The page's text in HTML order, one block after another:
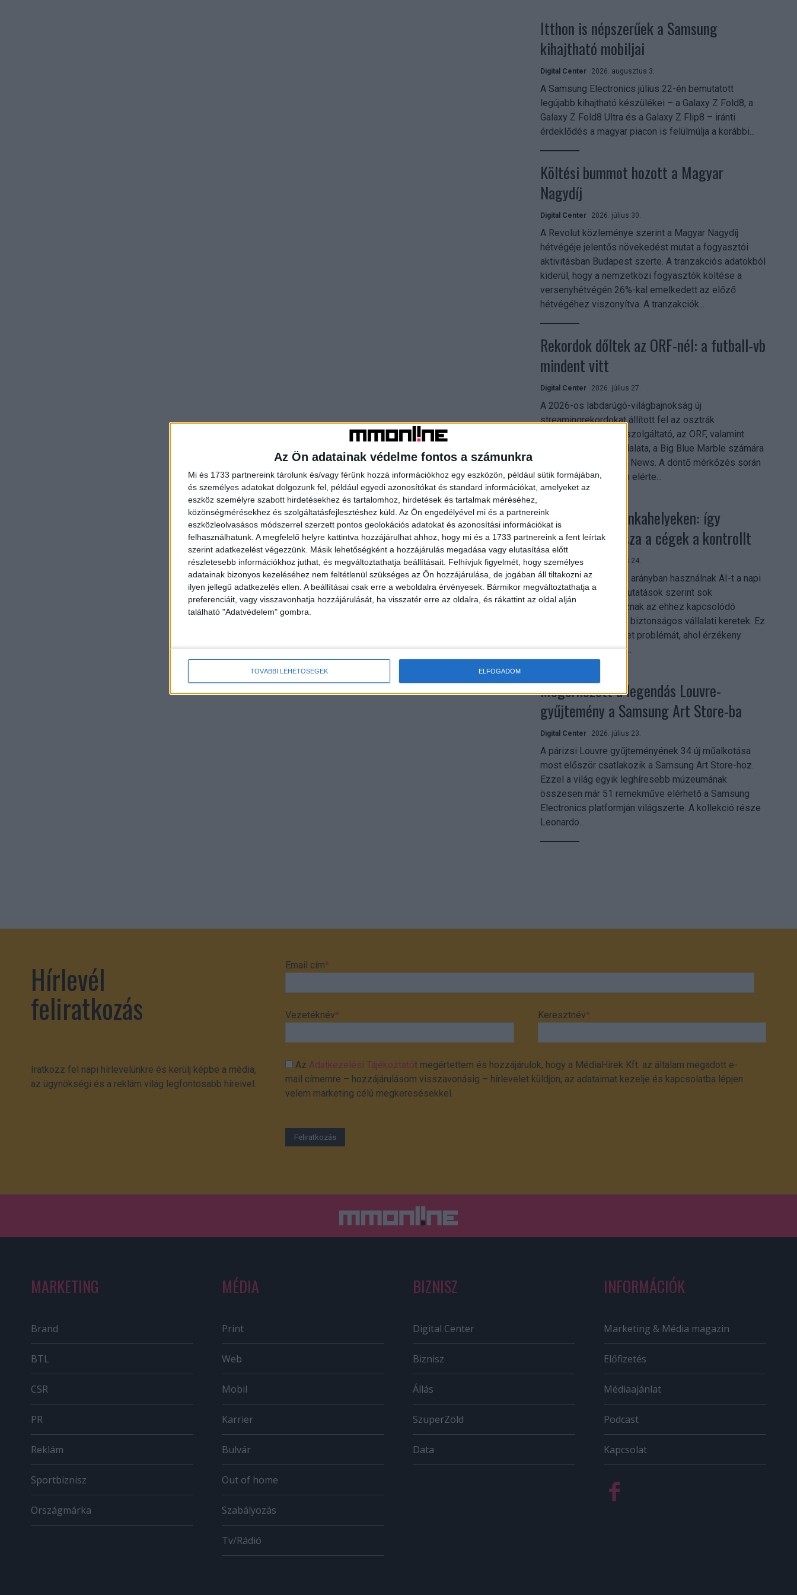
Az Ön adatainak védelme fontos a számunkra
Mi és 1733 partnereink tárolunk és/vagy férünk hozzá információkhoz egy eszközön, például sütik formájában,
és személyes adatokat dolgozunk fel, például egyedi azonosítókat és standard információkat, amelyeket az
eszköz személyre szabott hirdetésekhez és tartalomhoz, hirdetések és tartalmak méréséhez,
közönségmérésekhez és szolgáltatásfejlesztéshez küld. Az Ön engedélyével mi és a partnereink
eszközleolvasásos módszerrel szerzett pontos geolokációs adatokat és azonosítási információkat is
felhasználhatunk. A megfelelő helyre kattintva hozzájárulhat ahhoz, hogy mi és a 1733 partnereink a fent leírtak
szerint adatkezelést végezzünk. Másik lehetőségként a hozzájárulás megadása vagy elutasítása előtt
részletesebb információkhoz juthat, és megváltoztathatja beállításait. Felhívjuk figyelmét, hogy személyes
adatainak bizonyos kezeléséhez nem feltétlenül szükséges az Ön hozzájárulása, de jogában áll tiltakozni az
ilyen jellegű adatkezelés ellen. A beállításai csak erre a weboldalra érvényesek. Bármikor megváltoztathatja a
preferenciáit, vagy visszavonhatja hozzájárulását, ha visszatér erre az oldalra, és rákattint az oldal alján
található "Adatvédelem" gombra.
TOVÁBBI LEHETŐSÉGEK ELFOGADOM
Itthon is népszerűek a Samsung
kihajtható mobiljai
Digital Center 2026. augusztus 3.
A Samsung Electronics július 22-én bemutatott
legújabb kihajtható készülékei – a Galaxy Z Fold8, a
Galaxy Z Fold8 Ultra és a Galaxy Z Flip8 – iránti
érdeklődés a magyar piacon is felülmúlja a korábbi...
Költési bummot hozott a Magyar
Nagydíj
Digital Center 2026. július 30.
A Revolut közleménye szerint a Magyar Nagydíj
hétvégéje jelentős növekedést mutat a fogyasztói
aktivitásban Budapest szerte. A tranzakciós adatokból
kiderül, hogy a nemzetközi fogyasztók költése a
versenyhétvégén 26%-kal emelkedett az előző
hétvégéhez viszonyítva. A tranzakciók...
Rekordok dőltek az ORF-nél: a futball-vb
mindent vitt
Digital Center 2026. július 27.
A 2026-os labdarúgó-világbajnokság új
streamingrekordokat állított fel az osztrák
közszolgálati műsorszolgáltató, az ORF, valamint
technológiai leányvállalata, a Big Blue Marble számára
– írja a Broadband TV News. A döntő mérkőzés során
az átlagos nézőszám elérte...
Shadow AI a munkahelyeken: így
szerezhetik vissza a cégek a kontrollt
Digital Center 2026. július 24.
A munkavállalók nagy arányban használnak AI-t a napi
munkában, ám friss kutatások szerint sok
szervezetnél hiányoznak az ehhez kapcsolódó
világos irányelvek és biztonságos vállalati keretek. Ez
különösen ott jelenthet problémát, ahol érzékeny
üzleti információkkal...
Megérkezett a legendás Louvre-
gyűjtemény a Samsung Art Store-ba
Digital Center 2026. július 23.
A párizsi Louvre gyűjteményének 34 új műalkotása
most először csatlakozik a Samsung Art Store-hoz.
Ezzel a világ egyik leghíresebb múzeumának
összesen már 51 remekműve elérhető a Samsung
Electronics platformján világszerte. A kollekció része
Leonardo...
Hírlevél
feliratkozás
Iratkozz fel napi hírlevelünkre és kerülj képbe a média,
az ügynökségi és a reklám világ legfontosabb híreivel.
Email cím*
Vezetéknév* Keresztnév*
AzAdatkezelési Tájékoztatót megértettem és hozzájárulok, hogy a MédiaHírek Kft. az általam megadott e-
mail címemre – hozzájárulásom visszavonásig – hírlevelet küldjön, az adataimat kezelje és kapcsolatba lépjen
velem marketing célú megkeresésekkel.
MARKETING
Brand
BTL
CSR
PR
Reklám
Sportbiznisz
Országmárka
MÉDIA
Print
Web
Mobil
Karrier
Bulvár
Out of home
Szabályozás
Tv/Rádió
BIZNISZ
Digital Center
Biznisz
Állás
SzuperZöld
Data
INFORMÁCIÓK
Marketing & Média magazin
Előfizetés
Médiaajánlat
Podcast
Kapcsolat